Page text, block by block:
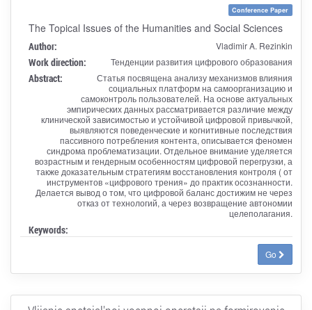
Conference Paper
The Topical Issues of the Humanities and Social Sciences
Author: Vladimir A. Rezinkin
Work direction: Тенденции развития цифрового образования
Abstract:
Статья посвящена анализу механизмов влияния
социальных платформ на самоорганизацию и
самоконтроль пользователей. На основе актуальных
эмпирических данных рассматривается различие между
клинической зависимостью и устойчивой цифровой привычкой,
выявляются поведенческие и когнитивные последствия
пассивного потребления контента, описывается феномен
синдрома проблематизации. Отдельное внимание уделяется
возрастным и гендерным особенностям цифровой перегрузки, а
также доказательным стратегиям восстановления контроля ( от
инструментов «цифрового трения» до практик осознанности.
Делается вывод о том, что цифровой баланс достижим не через
отказ от технологий, а через возвращение автономии
целеполагания.
Keywords:
Go